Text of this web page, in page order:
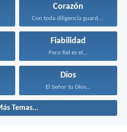
Corazón
Con toda diligencia guarda...
Fiabilidad
Pero fiel es el...
Dios
El Señor tu Dios...
Temas...